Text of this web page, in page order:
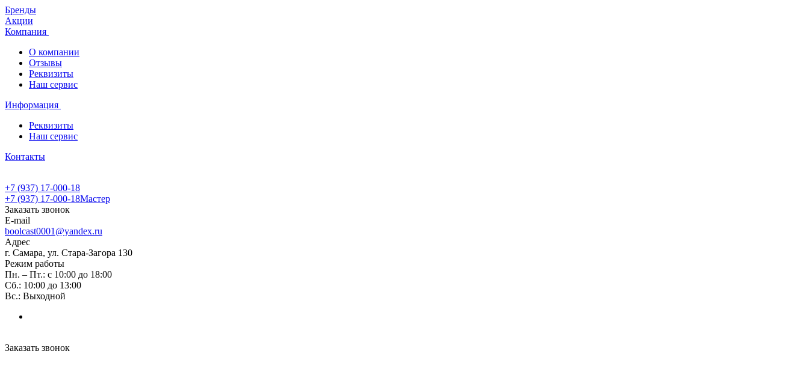
Бренды
Акции
Компания
О компании
Отзывы
Реквизиты
Наш сервис
Информация
Реквизиты
Наш сервис
Контакты
+7 (937) 17-000-18
+7 (937) 17-000-18Мастер
Заказать звонок
E-mail
boolcast0001@yandex.ru
Адрес
г. Самара, ул. Стара-Загора 130
Режим работы
Пн. – Пт.: с 10:00 до 18:00
Сб.: 10:00 до 13:00
Вс.: Выходной
Заказать звонок